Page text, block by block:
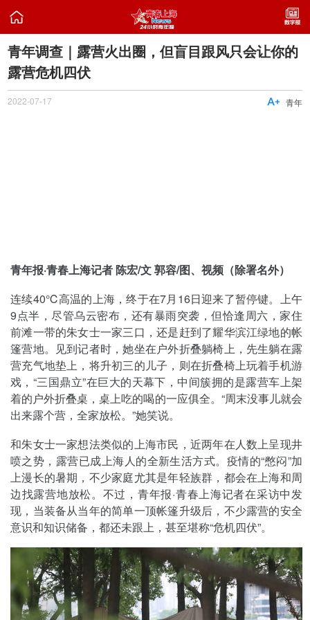

青年调查｜露营火出圈，但盲目跟风只会让你的
露营危机四伏
2022-07-17 青年

青年报·青春上海记者 陈宏/文 郭容/图、视频（除署名外）
连续40℃高温的上海，终于在7月16日迎来了暂停键。上午
9点半，尽管乌云密布，还有暴雨突袭，但恰逢周六，家住
前滩一带的朱女士一家三口，还是赶到了耀华滨江绿地的帐
篷营地。见到记者时，她坐在户外折叠躺椅上，先生躺在露
营充气地垫上，将升初三的儿子，则在折叠椅上玩着手机游
戏，“三国鼎立”在巨大的天幕下，中间簇拥的是露营车上架
着的户外折叠桌，桌上吃的喝的一应俱全。“周末没事儿就会
出来露个营，全家放松。”她笑说。
和朱女士一家想法类似的上海市民，近两年在人数上呈现井
喷之势，露营已成上海人的全新生活方式。疫情的“憋闷”加
上漫长的暑期，不少家庭尤其是年轻族群，都会在上海和周
边找露营地放松。不过，青年报·青春上海记者在采访中发
现，当装备从当年的简单一顶帐篷升级后，不少露营的安全
意识和知识储备，都还未跟上，甚至堪称“危机四伏”。